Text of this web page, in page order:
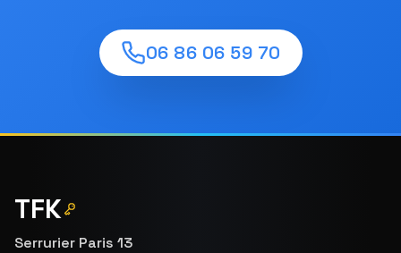
06 86 06 59 70
TFK
Serrurier Paris 13